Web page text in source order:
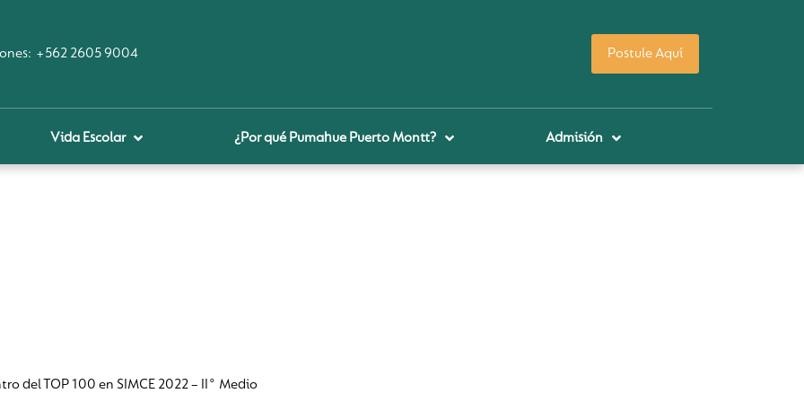
+562 2605 9004 Postule Aquí
Vida Escolar ¿Por qué Pumahue Puerto Montt? Admisión
del TOP 100 en SIMCE 2022 – II° Medio